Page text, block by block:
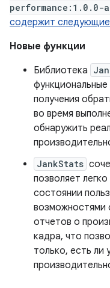
performance:1.0.0-
содержит следующие
Новые функции
Библиотека
получения
во время
обнаружить
JankStats
позволяет
состоянии
возможностями
отчетов о
кадра, что
только, есть ли